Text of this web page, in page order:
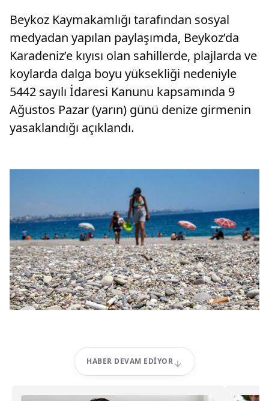
Beykoz Kaymakamlığı tarafından sosyal
medyadan yapılan paylaşımda, Beykoz’da
Karadeniz’e kıyısı olan sahillerde, plajlarda ve
koylarda dalga boyu yüksekliği nedeniyle
5442 sayılı İdaresi Kanunu kapsamında 9
Ağustos Pazar (yarın) günü denize girmenin
yasaklandığı açıklandı.
HABER DEVAM EDIYOR